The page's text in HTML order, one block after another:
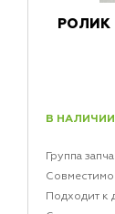
В НАЛИЧИИ
Группа
Подходит к